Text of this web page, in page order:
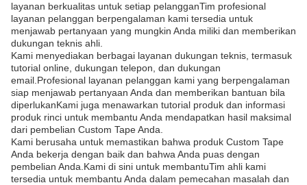
layanan berkualitas untuk setiap pelangganTim profesional
layanan pelanggan berpengalaman kami tersedia untuk
menjawab pertanyaan yang mungkin Anda miliki dan memberikan
dukungan teknis ahli.
Kami menyediakan berbagai layanan dukungan teknis, termasuk
tutorial online, dukungan telepon, dan dukungan
email.Profesional layanan pelanggan kami yang berpengalaman
siap menjawab pertanyaan Anda dan memberikan bantuan bila
diperlukanKami juga menawarkan tutorial produk dan informasi
produk rinci untuk membantu Anda mendapatkan hasil maksimal
dari pembelian Custom Tape Anda.
Kami berusaha untuk memastikan bahwa produk Custom Tape
Anda bekerja dengan baik dan bahwa Anda puas dengan
pembelian Anda.Kami di sini untuk membantuTim ahli kami
tersedia untuk membantu Anda dalam pemecahan masalah dan